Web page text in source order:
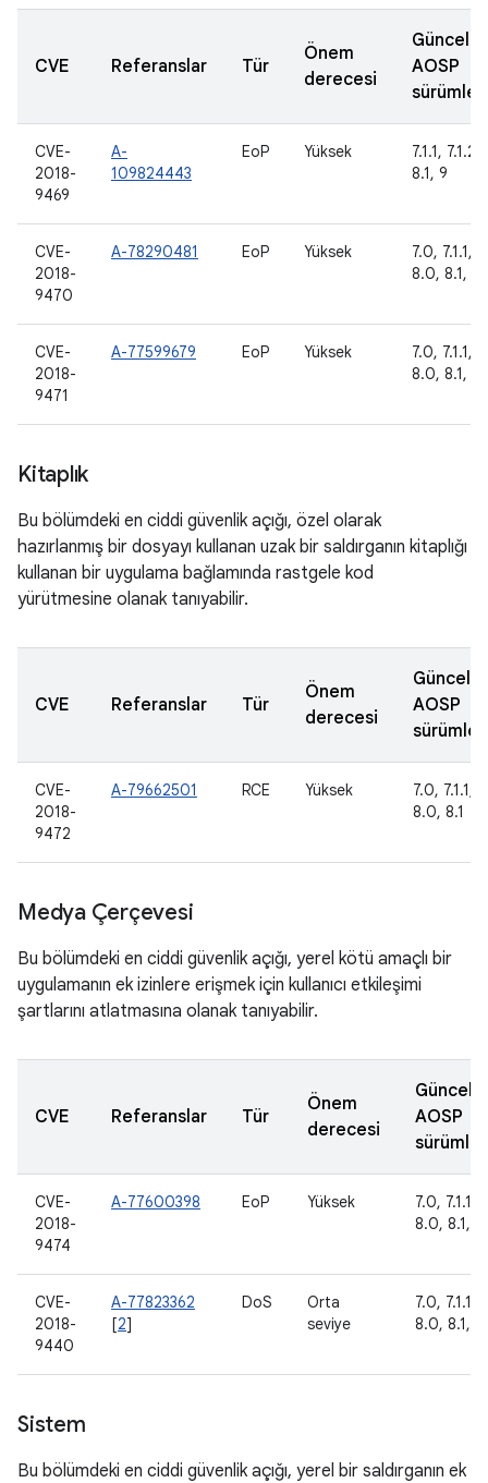
CVE Referanslar Tür
Önem
derecesi
AOSP
sürümleri
CVE-
2018-
9469
A-
109824443
EoP Yüksek
7.1.1,
8.1, 9
CVE-
2018-
9470
A-78290481 EoP Yüksek
7.0, 7.1.1,
8.0, 8.1, 9
CVE-
2018-
9471
A-77599679 EoP Yüksek
7.0, 7.1.1,
8.0, 8.1, 9
Kitaplık
Bu bölümdeki en ciddi güvenlik açığı, özel olarak
hazırlanmış bir dosyayı kullanan uzak bir saldırganın kitaplığı
kullanan bir uygulama bağlamında rastgele kod
yürütmesine olanak tanıyabilir.
CVE Referanslar Tür
Önem
derecesi
AOSP
sürümleri
CVE-
2018-
9472
A-79662501 RCE Yüksek
7.0, 7.1.1,
8.0, 8.1
Medya Çerçevesi
Bu bölümdeki en ciddi güvenlik açığı, yerel kötü amaçlı bir
uygulamanın ek izinlere erişmek için kullanıcı etkileşimi
şartlarını atlatmasına olanak tanıyabilir.
CVE Referanslar Tür
Önem
derecesi
AOSP
CVE-
2018-
9474
A-77600398 EoP Yüksek
7.0, 7.1.1,
8.0, 8.1, 9
CVE-
2018-
9440
A-77823362
[2]
DoS
Orta
seviye
7.0, 7.1.1,
8.0, 8.1, 9
Sistem
Bu bölümdeki en ciddi güvenlik açığı, yerel bir saldırganın ek